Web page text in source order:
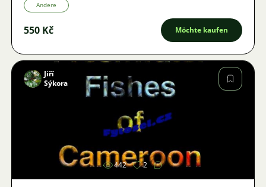
Andere
550 Kč Möchte kaufen
Bild
Jiří
Sýkora
442 2